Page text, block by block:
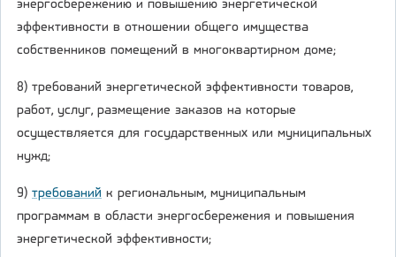
энергосбережению и повышению энергетической
эффективности в отношении общего имущества
собственников помещений в многоквартирном доме;
8) требований энергетической эффективности товаров,
работ, услуг, размещение заказов на которые
осуществляется для государственных или муниципальных
нужд;
9) требований к региональным, муниципальным
программам в области энергосбережения и повышения
энергетической эффективности;